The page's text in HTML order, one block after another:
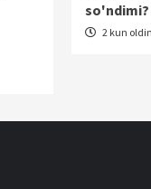
so'ndimi?
2 kun oldin